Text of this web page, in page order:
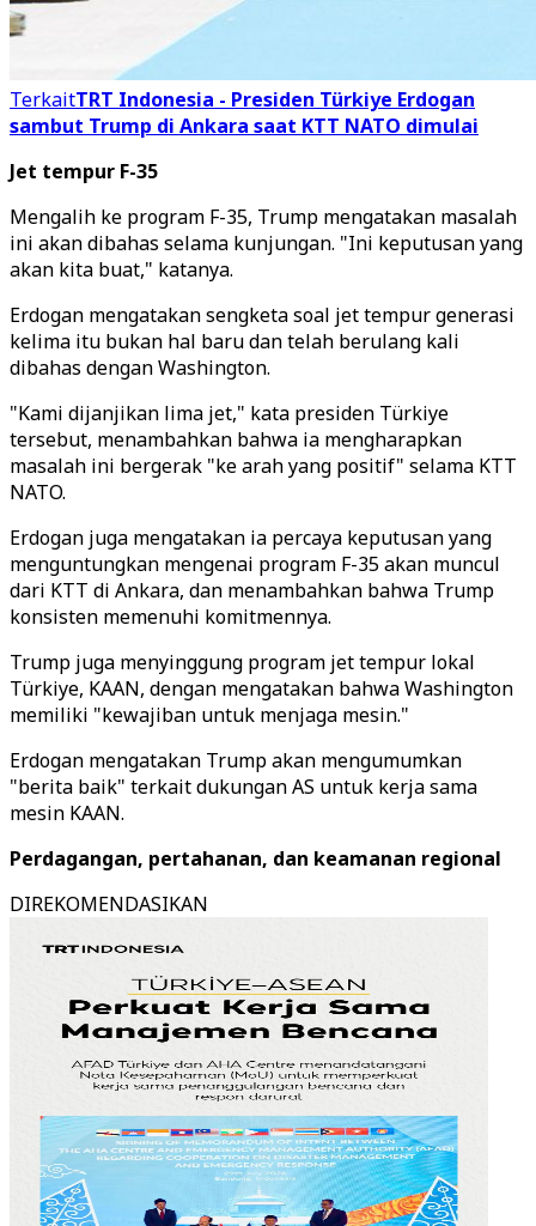
TerkaitTRT Indonesia - Presiden Türkiye Erdogan
sambut Trump di Ankara saat KTT NATO dimulai
Jet tempur F-35
Mengalih ke program F-35, Trump mengatakan masalah
ini akan dibahas selama kunjungan. "Ini keputusan yang
akan kita buat," katanya.
Erdogan mengatakan sengketa soal jet tempur generasi
kelima itu bukan hal baru dan telah berulang kali
dibahas dengan Washington.
"Kami dijanjikan lima jet," kata presiden Türkiye
tersebut, menambahkan bahwa ia mengharapkan
masalah ini bergerak "ke arah yang positif" selama KTT
NATO.
Erdogan juga mengatakan ia percaya keputusan yang
menguntungkan mengenai program F-35 akan muncul
dari KTT di Ankara, dan menambahkan bahwa Trump
konsisten memenuhi komitmennya.
Trump juga menyinggung program jet tempur lokal
Türkiye, KAAN, dengan mengatakan bahwa Washington
memiliki "kewajiban untuk menjaga mesin."
Erdogan mengatakan Trump akan mengumumkan
"berita baik" terkait dukungan AS untuk kerja sama
mesin KAAN.
Perdagangan, pertahanan, dan keamanan regional
DIREKOMENDASIKAN